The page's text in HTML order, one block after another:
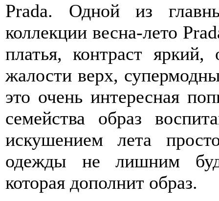
Prada. Одной из
коллекции весна-лето
платья, контраст яркий,
жалости верх,
это очень интересная
семейства образ
искушением лета
одежды не лишним
которая дополнит образ.